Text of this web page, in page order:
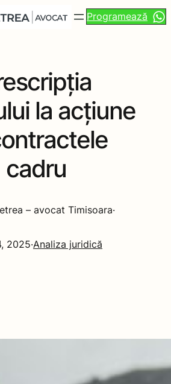
Programează
la acțiune
cadru
– avocat Timisoara·
2025·Analiza juridică